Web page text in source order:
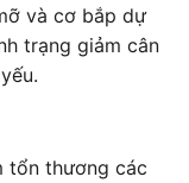
và cơ bắp dự
trạng giảm cân
tổn thương các